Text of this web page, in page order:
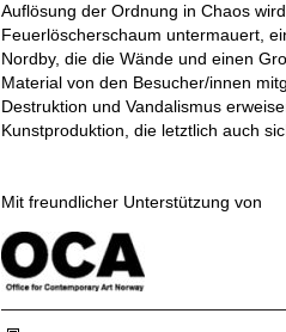
Auflösung der Ordnung in Chaos
Feuerlöscherschaum untermauert,
Nordby, die die Wände und einen
Material von den Besucher/innen
Destruktion und Vandalismus
Kunstproduktion, die letztlich auch
Mit freundlicher Unterstützung von